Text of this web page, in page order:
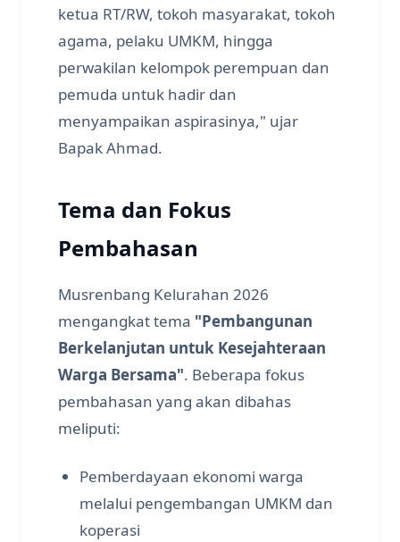
ketua RT/RW, tokoh masyarakat, tokoh
agama, pelaku UMKM, hingga
perwakilan kelompok perempuan dan
pemuda untuk hadir dan
menyampaikan aspirasinya," ujar
Bapak Ahmad.
Tema dan Fokus
Pembahasan
Musrenbang Kelurahan 2026
mengangkat tema "Pembangunan
Berkelanjutan untuk Kesejahteraan
Warga Bersama". Beberapa fokus
pembahasan yang akan dibahas
meliputi:
Pemberdayaan ekonomi warga
melalui pengembangan UMKM dan
koperasi